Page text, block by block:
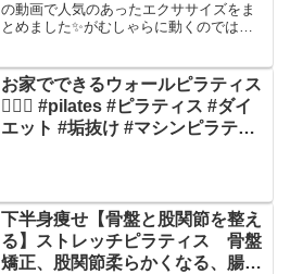
の動画で人気のあったエクササイズをま
とめました✨がむしゃらに動くのではな
も効果的なピラティス。ピラティスやヨ
ガの本質を大切にしながら...
お家でできるウォールピラティス
🧘‍♀️✨ #pilates #ピラティス #ダイ
エット #垢抜け #マシンピラティ
下半身痩せ【骨盤と股関節を整え
る】ストレッチピラティス 骨盤
矯正、股関節柔らかくなる、腸腰